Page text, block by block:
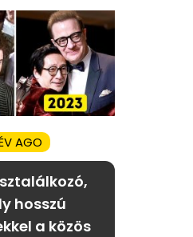
AGO
hosszú
a közös